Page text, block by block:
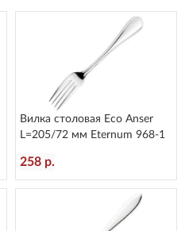
Вилка столовая Eco Anser
L=205/72 мм Eternum 968-1
258 р.